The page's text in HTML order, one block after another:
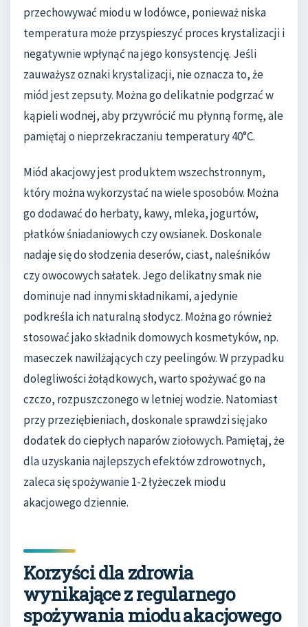
przechowywać miodu w lodówce, ponieważ niska
temperatura może przyspieszyć proces krystalizacji i
negatywnie wpłynąć na jego konsystencję. Jeśli
zauważysz oznaki krystalizacji, nie oznacza to, że
miód jest zepsuty. Można go delikatnie podgrzać w
kąpieli wodnej, aby przywrócić mu płynną formę, ale
pamiętaj o nieprzekraczaniu temperatury 40°C.
Miód akacjowy jest produktem wszechstronnym,
który można wykorzystać na wiele sposobów. Można
go dodawać do herbaty, kawy, mleka, jogurtów,
płatków śniadaniowych czy owsianek. Doskonale
nadaje się do słodzenia deserów, ciast, naleśników
czy owocowych sałatek. Jego delikatny smak nie
dominuje nad innymi składnikami, a jedynie
podkreśla ich naturalną słodycz. Można go również
stosować jako składnik domowych kosmetyków, np.
maseczek nawilżających czy peelingów. W przypadku
dolegliwości żołądkowych, warto spożywać go na
czczo, rozpuszczonego w letniej wodzie. Natomiast
przy przeziębieniach, doskonale sprawdzi się jako
dodatek do ciepłych naparów ziołowych. Pamiętaj, że
dla uzyskania najlepszych efektów zdrowotnych,
zaleca się spożywanie 1-2 łyżeczek miodu
akacjowego dziennie.
Korzyści dla zdrowia
wynikające z regularnego
spożywania miodu akacjowego